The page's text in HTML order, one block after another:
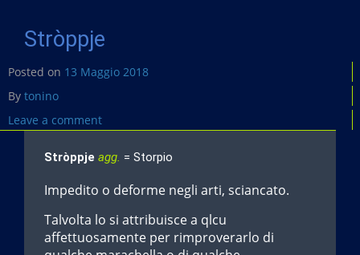
Stròppje
Posted on 13 Maggio 2018
By tonino
Leave a comment
Stròppje agg. = Storpio
Impedito o deforme negli arti, sciancato.
Talvolta lo si attribuisce a qlcu
affettuosamente per rimproverarlo di